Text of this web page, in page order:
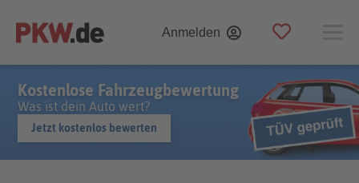
Anmelden
Kostenlose Fahrzeugbewertung
Was ist dein Auto wert?
Jetzt kostenlos bewerten